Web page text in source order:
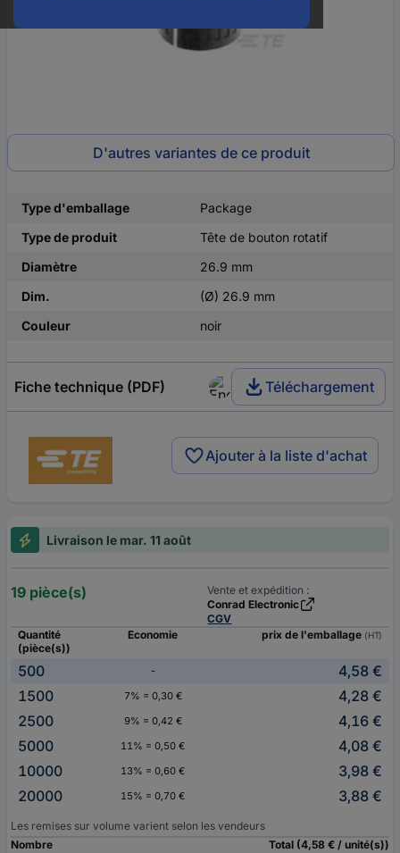
D'autres variantes de ce produit
Type d'emballage
Package
Type de produit
Tête de bouton rotatif
Diamètre
26.9 mm
Dim.
(Ø) 26.9 mm
Couleur
noir
Fiche technique (PDF) Téléchargement
Ajouter à la liste d'achat
Livraison le mar. 11 août
19 pièce(s)
Vente et expédition :
Conrad Electronic
CGV
Quantité
(pièce(s))
Economie prix de l'emballage (HT)
500 -
4,58 €
1500
7% = 0,30 €
4,28 €
2500
9% = 0,42 €
4,16 €
5000
11% = 0,50 €
4,08 €
10000
13% = 0,60 €
3,98 €
20000
15% = 0,70 € 3,88 €
Les remises sur volume varient selon les vendeurs
Nombre
Total (4,58 € / unité(s))